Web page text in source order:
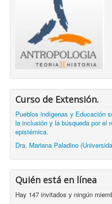
Curso de Extensión.
Pueblos indígenas y Educación
la inclusión y la búsqueda por el
epistémica.
Dra. Mariana Paladino
Quién está en línea
Hay 147 invitados y ningún